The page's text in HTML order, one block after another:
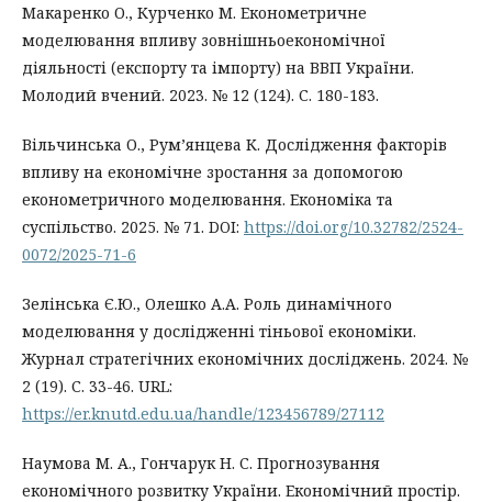
Макаренко О., Курченко М. Економетричне
моделювання впливу зовнішньоекономічної
діяльності (експорту та імпорту) на ВВП України.
Молодий вчений. 2023. № 12 (124). С. 180-183.
Вільчинська О., Рум’янцева К. Дослідження факторів
впливу на економічне зростання за допомогою
економетричного моделювання. Економіка та
суспільство. 2025. № 71. DOI: https://doi.org/10.32782/2524-
0072/2025-71-6
Зелінська Є.Ю., Олешко А.А. Роль динамічного
моделювання у дослідженні тіньової економіки.
Журнал стратегічних економічних досліджень. 2024. №
2 (19). С. 33-46. URL:
https://er.knutd.edu.ua/handle/123456789/27112
Наумова М. А., Гончарук Н. С. Прогнозування
економічного розвитку України. Економічний простір.